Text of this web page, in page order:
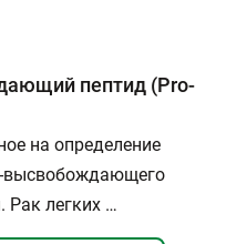
пептид (Pro-
на определение
высвобождающего
Рак легких …